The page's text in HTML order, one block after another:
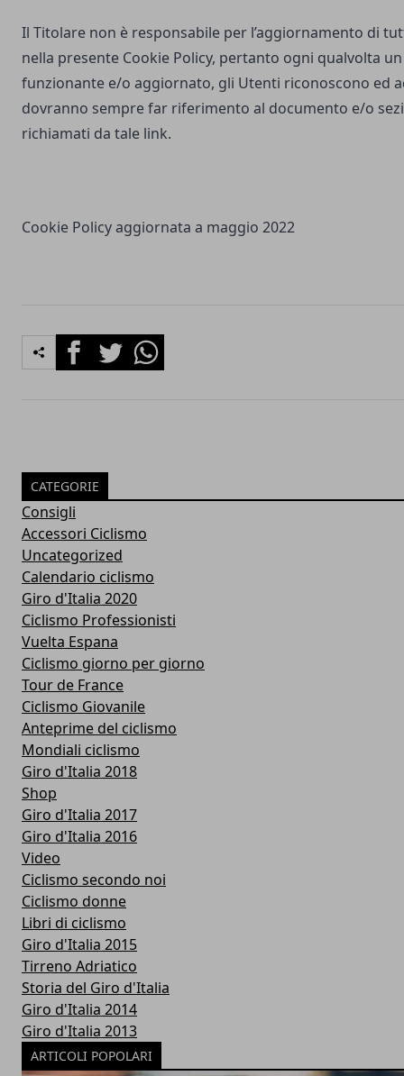
Il Titolare non è responsabile per l’aggiornamento di
nella presente Cookie Policy, pertanto ogni qualvolta
funzionante e/o aggiornato, gli Utenti riconoscono ed
dovranno sempre far riferimento al documento e/o
richiamati da tale link.
Cookie Policy aggiornata a maggio 2022
FacebookTwitterWhatsapp
CATEGORIE
Consigli
Accessori Ciclismo
Uncategorized
Calendario ciclismo
Giro d'Italia 2020
Ciclismo Professionisti
Vuelta Espana
Ciclismo giorno per giorno
Tour de France
Ciclismo Giovanile
Anteprime del ciclismo
Mondiali ciclismo
Giro d'Italia 2018
Shop
Giro d'Italia 2017
Giro d'Italia 2016
Video
Ciclismo secondo noi
Ciclismo donne
Libri di ciclismo
Giro d'Italia 2015
Tirreno Adriatico
Storia del Giro d'Italia
Giro d'Italia 2014
Giro d'Italia 2013
ARTICOLI POPOLARI